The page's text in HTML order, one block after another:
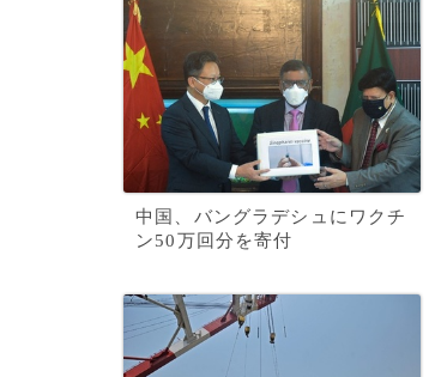
中国、バングラデシュにワクチ
ン50万回分を寄付